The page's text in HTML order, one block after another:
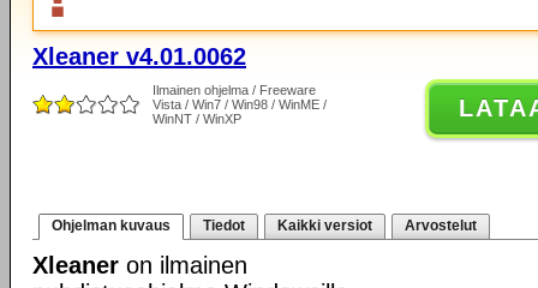
Xleaner v4.01.0062
Ilmainen ohjelma / Freeware
Vista / Win7 / Win98 / WinME /
WinNT / WinXP
Ohjelman kuvaus Tiedot Kaikki versiot Arvostelut
Xleaner on ilmainen